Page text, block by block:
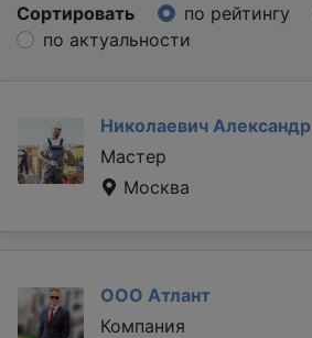
Сортировать по рейтингу
по актуальности
Николаевич Александр
Мастер
Москва
ООО Атлант
Компания